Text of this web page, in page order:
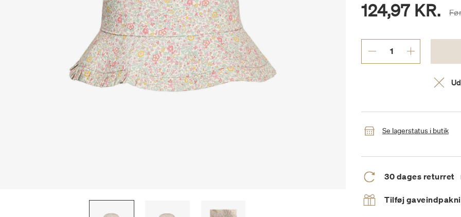
124,97 KR.
Se lagerstatus i butik
30 dages returret
Tilføj